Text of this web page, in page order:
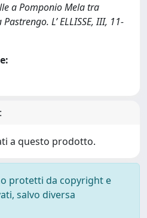
a Pomponio Mela tra
L’ ELLISSE, III, 11-
a questo prodotto.
protetti da copyright e
salvo diversa